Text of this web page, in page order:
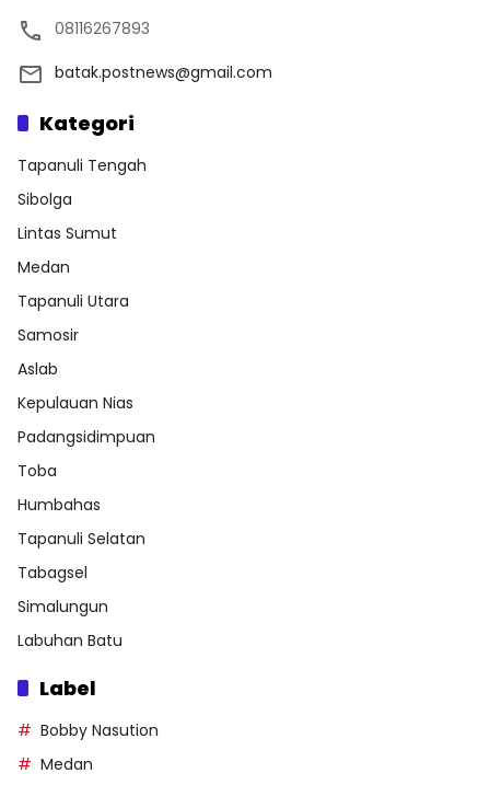
08116267893
batak.postnews@gmail.com
Kategori
Tapanuli Tengah
Sibolga
Lintas Sumut
Medan
Tapanuli Utara
Samosir
Aslab
Kepulauan Nias
Padangsidimpuan
Toba
Humbahas
Tapanuli Selatan
Tabagsel
Simalungun
Labuhan Batu
Label
Bobby Nasution
Medan